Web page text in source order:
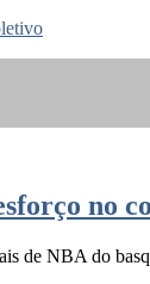
no
de NBA do